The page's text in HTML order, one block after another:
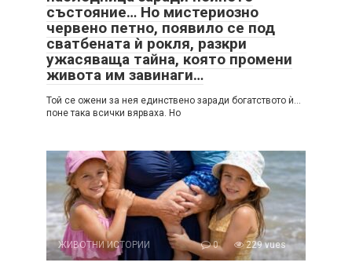
състояние… Но мистериозно
червено петно, появило се под
сватбената ѝ рокля, разкри
ужасяваща тайна, която промени
живота им завинаги…
Той се ожени за нея единствено заради богатството ѝ…
поне така всички вярваха. Но
ЖИВОТНИ ИСТОРИИ 0 229 vues